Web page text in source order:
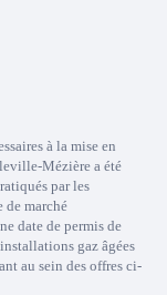
à la mise en
Mézière a été
par les
de marché
date de permis de
gaz âgées
au sein des offres ci-